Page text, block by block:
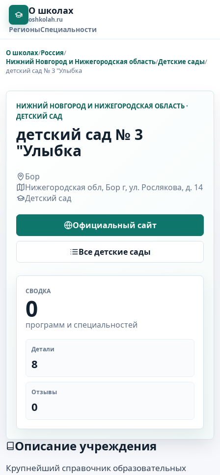
О школах
oshkolah.ru
РегионыСпециальности
О школах/Россия/
Нижний Новгород и Нижегородская область/Детские сады/
детский сад № 3 "Улыбка
НИЖНИЙ НОВГОРОД И НИЖЕГОРОДСКАЯ ОБЛАСТЬ ·
ДЕТСКИЙ САД
детский сад № 3
"Улыбка
Бор
Нижегородская обл, Бор г, ул. Рослякова, д. 14
Детский сад
Официальный сайт
Все детские сады
СВОДКА
0
программ и специальностей
Детали
8
Отзывы
0
Описание учреждения
Крупнейший справочник образовательных